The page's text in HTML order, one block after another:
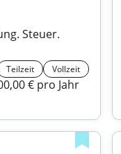
Steuer.
Teilzeit Vollzeit
€ pro Jahr